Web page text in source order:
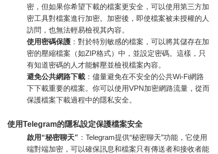
密，但如果你希望下載的檔案更安全，可以使用第三方加
密工具對檔案進行加密。加密後，即使檔案被未授權的人
訪問，也無法輕易檢視其內容。
使用密碼保護 ：對於特別敏感的檔案，可以將其儲存在加
密的壓縮檔案（如ZIP格式）中，並設定密碼。這樣，只
有知道密碼的人才能解壓並檢視檔案內容。
避免公共網路下載 ：儘量避免在不安全的公共Wi-Fi網路
下下載重要的檔案。你可以使用VPN加密網路流量，從而
保護檔案下載過程中的隱私安全。
使用Telegram的隱私設定保護檔案安全
啟用“秘密聊天” ：Telegram提供“秘密聊天”功能，它使用
端對端加密，可以確保訊息和檔案只有傳送者和接收者能